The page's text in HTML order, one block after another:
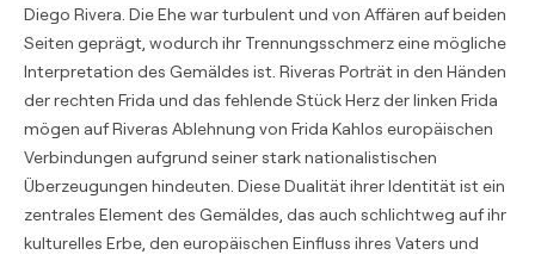
Diego Rivera. Die Ehe war turbulent und von Affären auf beiden
Seiten geprägt, wodurch ihr Trennungsschmerz eine mögliche
Interpretation des Gemäldes ist. Riveras Porträt in den Händen
der rechten Frida und das fehlende Stück Herz der linken Frida
mögen auf Riveras Ablehnung von Frida Kahlos europäischen
Verbindungen aufgrund seiner stark nationalistischen
Überzeugungen hindeuten. Diese Dualität ihrer Identität ist ein
zentrales Element des Gemäldes, das auch schlichtweg auf ihr
kulturelles Erbe, den europäischen Einfluss ihres Vaters und